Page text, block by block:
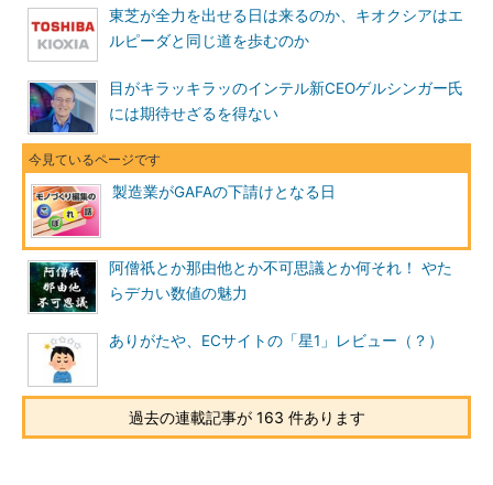
東芝が全力を出せる日は来るのか、キオクシアはエ
ルピーダと同じ道を歩むのか
目がキラッキラッのインテル新CEOゲルシンガー氏
には期待せざるを得ない
製造業がGAFAの下請けとなる日
阿僧祇とか那由他とか不可思議とか何それ！ やた
らデカい数値の魅力
ありがたや、ECサイトの「星1」レビュー（？）
過去の連載記事が 163 件あります